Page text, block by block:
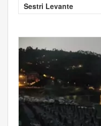
Sestri Levante